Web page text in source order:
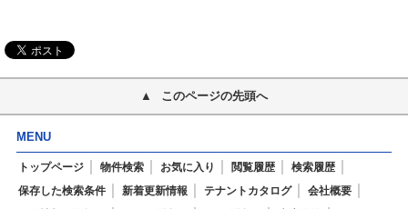
このページの先頭へ
MENU
トップページ 物件検索 お気に入り 閲覧履歴
検索履歴
保存した検索条件
新着更新情報 テナントカタログ
会社概要